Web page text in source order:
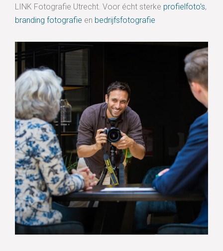
LINK Fotografie Utrecht. Voor écht sterke profielfoto's,
branding fotografie en bedrijfsfotografie